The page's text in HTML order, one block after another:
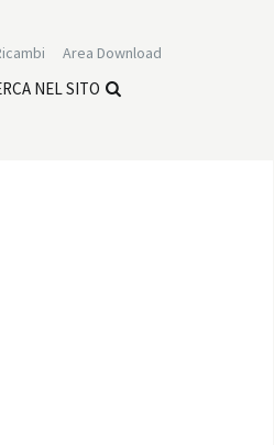
Area Download
NEL SITO